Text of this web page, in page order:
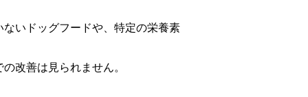
いドッグフードや、特定の栄養素
改善は見られません。